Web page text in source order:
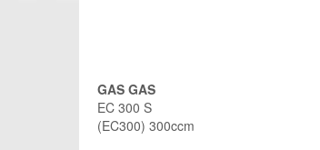
GAS GAS
EC 300 S
(EC300) 300ccm